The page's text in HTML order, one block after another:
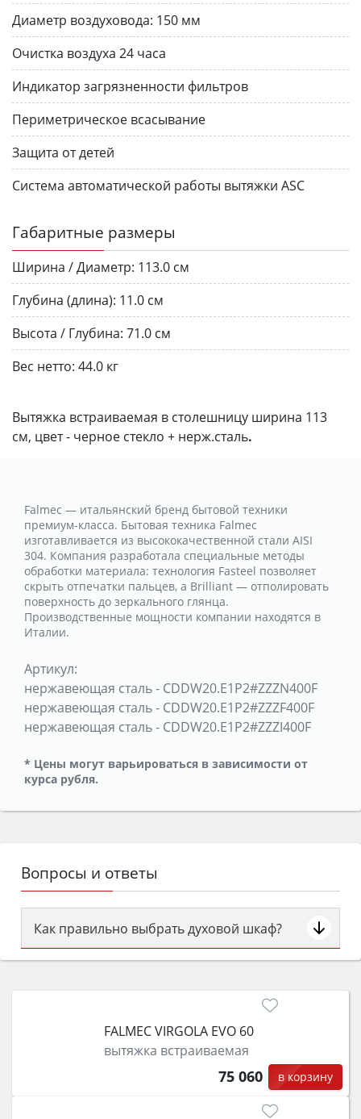
Диаметр воздуховода: 150 мм
Очистка воздуха 24 часа
Индикатор загрязненности фильтров
Периметрическое всасывание
Защита от детей
Система автоматической работы вытяжки ASC
Габаритные размеры
Ширина / Диаметр: 113.0 см
Глубина (длина): 11.0 см
Высота / Глубина: 71.0 см
Вес нетто: 44.0 кг
Вытяжка встраиваемая в столешницу ширина 113
см, цвет - черное стекло + нерж.сталь.
Falmec — итальянский бренд бытовой техники
премиум-класса. Бытовая техника Falmec
изготавливается из высококачественной стали AISI
304. Компания разработала специальные методы
обработки материала: технология Fasteel позволяет
скрыть отпечатки пальцев, а Brilliant — отполировать
поверхность до зеркального глянца.
Производственные мощности компании находятся в
Италии.
Артикул:
нержавеющая сталь- CDDW20.E1P2#ZZZN400F
нержавеющая сталь- CDDW20.E1P2#ZZZF400F
нержавеющая сталь- CDDW20.E1P2#ZZZI400F
* Цены могут варьироваться в зависимости от
курса рубля.
Вопросы и ответы
Как правильно выбрать духовой шкаф?
Сначала определитесь с типом (газовый или
затем смотрите на объём 50–70 л для семьи,
функции (конвекция, гриль, самоочистка,
защита от детей).
FALMEC VIRGOLA EVO 60
вытяжка встраиваемая
75 060 в корзину